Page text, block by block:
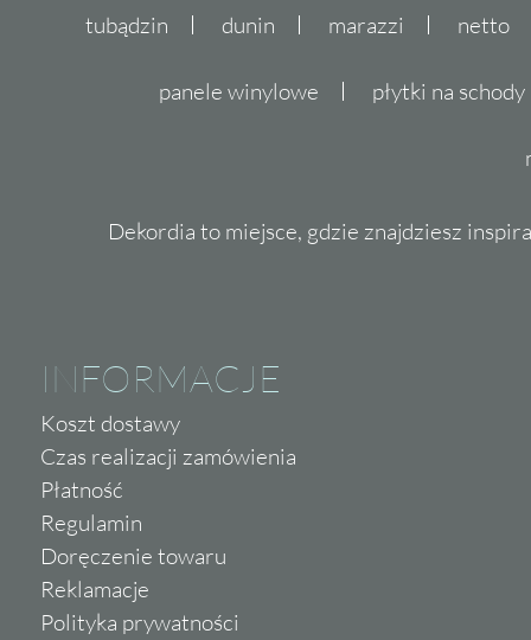
tubądzin dunin marazzi netto
panele winylowe płytki na schody
Dekordia to miejsce, gdzie znajdziesz
INFORMACJE
Koszt dostawy
Czas realizacji zamówienia
Płatność
Regulamin
Doręczenie towaru
Reklamacje
Polityka prywatności